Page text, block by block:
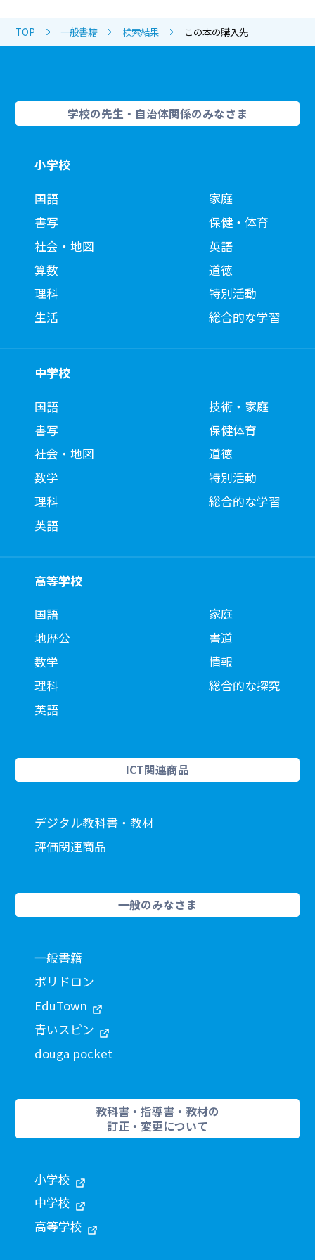
TOP 一般書籍 検索結果 この本の購入先
学校の先生・自治体関係のみなさま
小学校
国語
書写
社会・地図
算数
理科
生活
家庭
保健・体育
英語
道徳
特別活動
総合的な学習
中学校
国語
書写
社会・地図
数学
理科
英語
技術・家庭
保健体育
道徳
特別活動
総合的な学習
高等学校
国語
地歴公
数学
理科
英語
家庭
書道
情報
総合的な探究
ICT関連商品
デジタル教科書・教材
評価関連商品
一般のみなさま
一般書籍
ポリドロン
EduTown
青いスピン
douga pocket
教科書・指導書・教材の
訂正・変更について
小学校
中学校
高等学校